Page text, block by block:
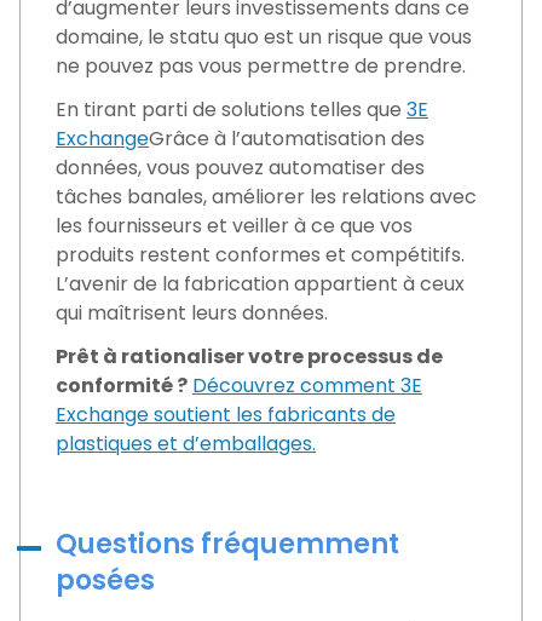
d’augmenter leurs investissements dans ce
domaine, le statu quo est un risque que vous
ne pouvez pas vous permettre de prendre.
En tirant parti de solutions telles que 3E
ExchangeGrâce à l’automatisation des
données, vous pouvez automatiser des
tâches banales, améliorer les relations avec
les fournisseurs et veiller à ce que vos
produits restent conformes et compétitifs.
L’avenir de la fabrication appartient à ceux
qui maîtrisent leurs données.
Prêt à rationaliser votre processus de
conformité ? Découvrez comment 3E
Exchange soutient les fabricants de
plastiques et d’emballages.
Questions fréquemment
posées